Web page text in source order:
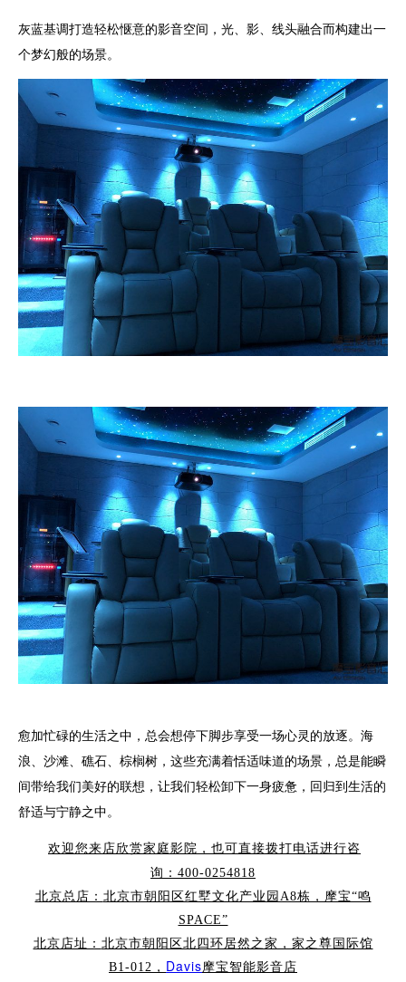
灰蓝基调打造轻松惬意的影音空间，光、影、线头融合而构建出一
个梦幻般的场景。
愈加忙碌的生活之中，总会想停下脚步享受一场心灵的放逐。海
浪、沙滩、礁石、棕榈树，这些充满着恬适味道的场景，总是能瞬
间带给我们美好的联想，让我们轻松卸下一身疲惫，回归到生活的
舒适与宁静之中。
欢迎您来店欣赏家庭影院，也可直接拨打电话进行咨
询：400-0254818
北京总店： 北京市朝阳区红墅文化产业园A8栋，摩宝“鸣
SPACE”
北京店址： 北京市朝阳区北四环居然之家，家之尊国际馆
B1-012， Davis摩宝智能影音店